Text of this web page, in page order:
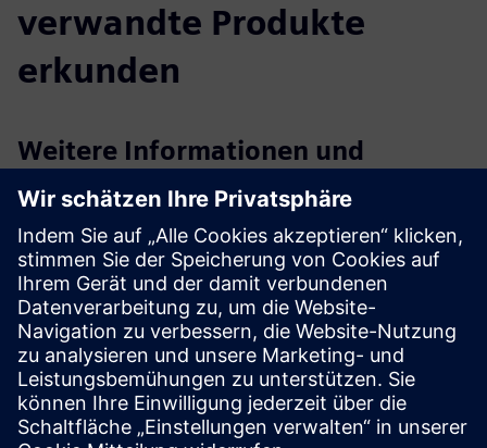
verwandte Produkte
erkunden
Weitere Informationen und
Ressourcen
AnyMail — Technisches Datenblatt
AnyMal X Technisches Datenblatt
Link zur Demo
Weitere Informationen
Voraussetzungen
Keine